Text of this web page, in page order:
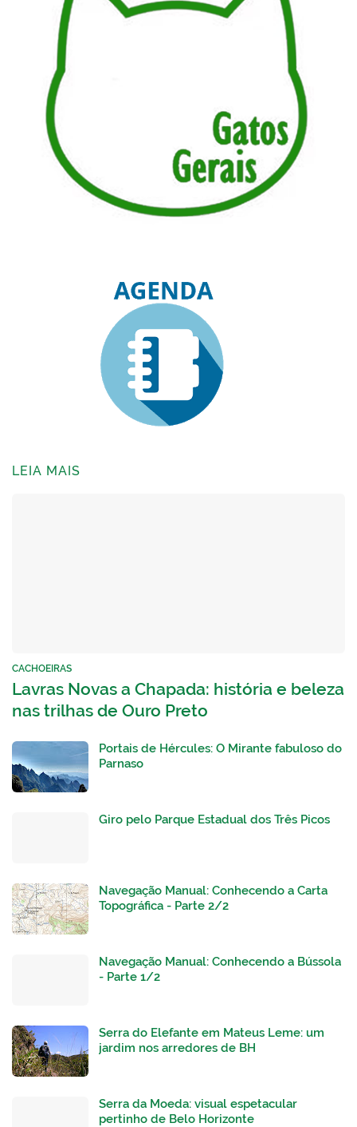
LEIA MAIS
CACHOEIRAS
Lavras Novas a Chapada: história e beleza
nas trilhas de Ouro Preto
Portais de Hércules: O Mirante fabuloso do
Parnaso
Giro pelo Parque Estadual dos Três Picos
Navegação Manual: Conhecendo a Carta
Topográfica - Parte 2/2
Navegação Manual: Conhecendo a Bússola
- Parte 1/2
Serra do Elefante em Mateus Leme: um
jardim nos arredores de BH
Serra da Moeda: visual espetacular
pertinho de Belo Horizonte